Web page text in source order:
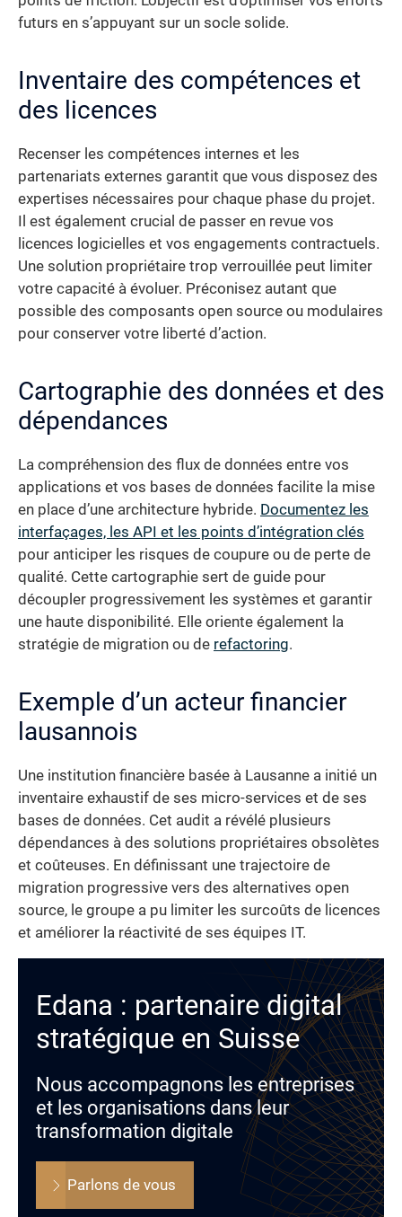
futurs en s’appuyant sur un socle solide.
Inventaire des compétences et
des licences
Recenser les compétences internes et les
partenariats externes garantit que vous disposez des
expertises nécessaires pour chaque phase du projet.
Il est également crucial de passer en revue vos
licences logicielles et vos engagements contractuels.
Une solution propriétaire trop verrouillée peut limiter
votre capacité à évoluer. Préconisez autant que
possible des composants open source ou modulaires
pour conserver votre liberté d’action.
Cartographie des données et des
dépendances
La compréhension des flux de données entre vos
applications et vos bases de données facilite la mise
en place d’une architecture hybride. Documentez les
interfaçages, les API et les points d’intégration clés
pour anticiper les risques de coupure ou de perte de
qualité. Cette cartographie sert de guide pour
découpler progressivement les systèmes et garantir
une haute disponibilité. Elle oriente également la
stratégie de migration ou de refactoring.
Exemple d’un acteur financier
lausannois
Une institution financière basée à Lausanne a initié un
inventaire exhaustif de ses micro-services et de ses
bases de données. Cet audit a révélé plusieurs
dépendances à des solutions propriétaires obsolètes
et coûteuses. En définissant une trajectoire de
migration progressive vers des alternatives open
source, le groupe a pu limiter les surcoûts de licences
et améliorer la réactivité de ses équipes IT.
Edana : partenaire digital
stratégique en Suisse
Nous accompagnons les entreprises
et les organisations dans leur
transformation digitale
Parlons de vous